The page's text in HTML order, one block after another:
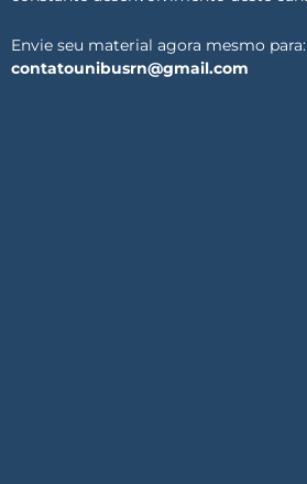
Envie seu material agora mesmo para:
contatounibusrn@gmail.com